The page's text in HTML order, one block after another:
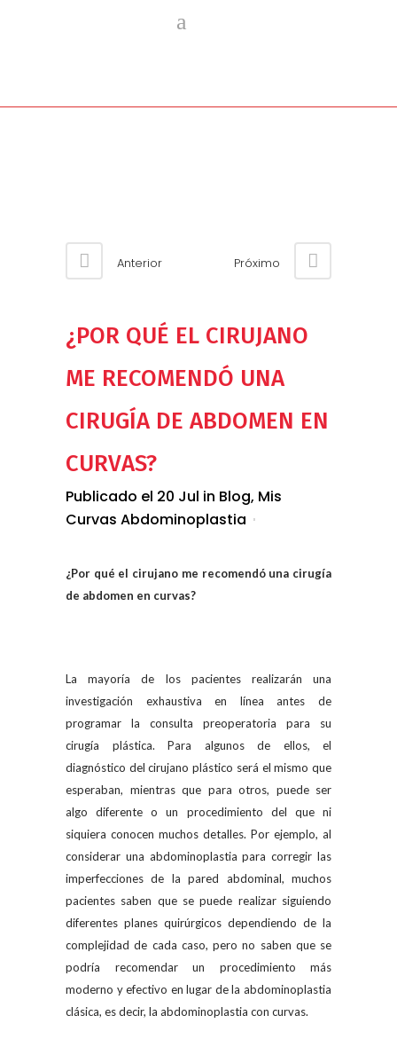
Anterior Próximo
¿POR QUÉ EL CIRUJANO
ME RECOMENDÓ UNA
CIRUGÍA DE ABDOMEN EN
CURVAS?
Publicado el 20 Jul in Blog, Mis
Curvas Abdominoplastia
¿Por qué el cirujano me recomendó una cirugía
de abdomen en curvas?
La mayoría de los pacientes realizarán una
investigación exhaustiva en línea antes de
programar la consulta preoperatoria para su
cirugía plástica. Para algunos de ellos, el
diagnóstico del cirujano plástico será el mismo que
esperaban, mientras que para otros, puede ser
algo diferente o un procedimiento del que ni
siquiera conocen muchos detalles. Por ejemplo, al
considerar una abdominoplastia para corregir las
imperfecciones de la pared abdominal, muchos
pacientes saben que se puede realizar siguiendo
diferentes planes quirúrgicos dependiendo de la
complejidad de cada caso, pero no saben que se
podría recomendar un procedimiento más
moderno y efectivo en lugar de la abdominoplastia
clásica, es decir, la abdominoplastia con curvas.